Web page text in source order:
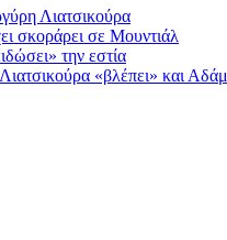
Λιατσικούρα
σκοράρει σε Μουντιάλ
την εστία
«βλέπει» και Αδάμ